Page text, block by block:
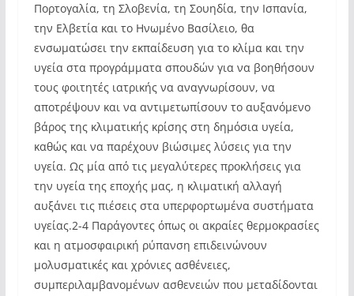
Πορτογαλία, τη Σλοβενία, τη Σουηδία, την Ισπανία,
την Ελβετία και το Ηνωμένο Βασίλειο, θα
ενσωματώσει την εκπαίδευση για το κλίμα και την
υγεία στα προγράμματα σπουδών για να βοηθήσουν
τους φοιτητές ιατρικής να αναγνωρίσουν, να
αποτρέψουν και να αντιμετωπίσουν το αυξανόμενο
βάρος της κλιματικής κρίσης στη δημόσια υγεία,
καθώς και να παρέχουν βιώσιμες λύσεις για την
υγεία. Ως μία από τις μεγαλύτερες προκλήσεις για
την υγεία της εποχής μας, η κλιματική αλλαγή
αυξάνει τις πιέσεις στα υπερφορτωμένα συστήματα
υγείας.2-4 Παράγοντες όπως οι ακραίες θερμοκρασίες
και η ατμοσφαιρική ρύπανση επιδεινώνουν
μολυσματικές και χρόνιες ασθένειες,
συμπεριλαμβανομένων ασθενειών που μεταδίδονται